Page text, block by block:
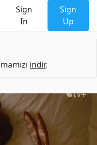
Sign
In
Sign
Up
indir.